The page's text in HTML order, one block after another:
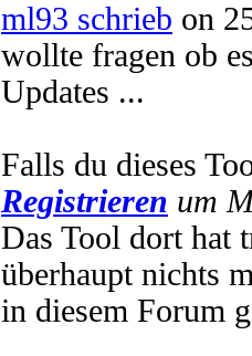
ml93 schrieb on
wollte fragen ob
Updates ...
Falls du dieses
Registrieren um
Das Tool dort hat
überhaupt nichts
in diesem Forum